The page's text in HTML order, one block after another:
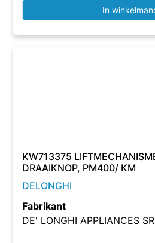
In
KW713375
DRAAIKNOP, PM400/ KM
DELONGHI
Fabrikant
DE' LONGHI APPLIANCES